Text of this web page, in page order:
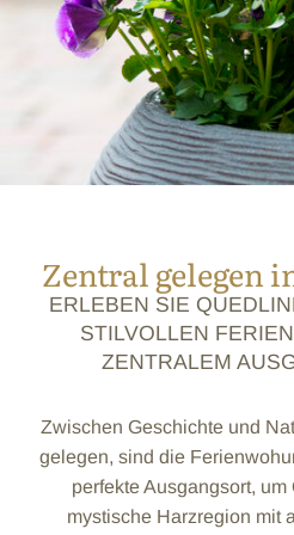
Zentral gelegen
ERLEBEN SIE
STILVOLLEN
ZENTRALEM
Zwischen Geschichte und
gelegen, sind die
perfekte Ausgangsort,
mystische Harzregion mit